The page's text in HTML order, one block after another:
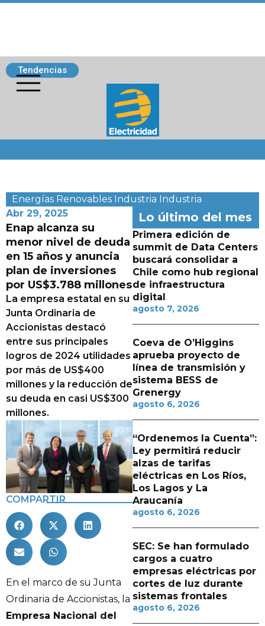
Tendencias
Energías Renovables Industria Industria
Abr 29, 2025
Enap alcanza su
menor nivel de deuda
en 15 años y anuncia
plan de inversiones
por US$3.788 millones
La empresa estatal en su
Junta Ordinaria de
Accionistas destacó
entre sus principales
logros de 2024 utilidades
por más de US$400
millones y la reducción de
su deuda en casi US$300
millones.
COMPARTIR
En el marco de su Junta
Ordinaria de Accionistas, la
Empresa Nacional del
Lo último del mes
Primera edición de
summit de Data Centers
buscará consolidar a
Chile como hub regional
de infraestructura
digital
agosto 7, 2026
Coeva de O’Higgins
aprueba proyecto de
línea de transmisión y
sistema BESS de
Grenergy
agosto 6, 2026
“Ordenemos la Cuenta”:
Ley permitirá reducir
alzas de tarifas
eléctricas en Los Ríos,
Los Lagos y La
Araucanía
agosto 6, 2026
SEC: Se han formulado
cargos a cuatro
empresas eléctricas por
cortes de luz durante
sistemas frontales
agosto 6, 2026